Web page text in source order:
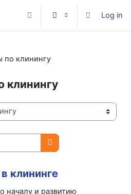
Toggle search input Log in
по клинингу
клинингу
Search courses
клининге
началу и развитию